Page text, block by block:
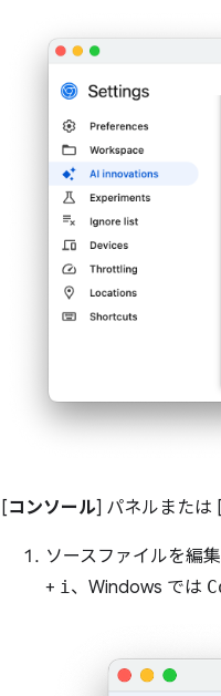
[コンソール] パネルまたは [
ソースファイルを編
+ i、Windows では